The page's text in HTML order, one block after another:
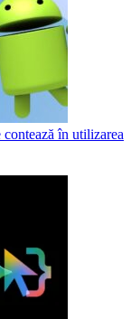
în utilizarea